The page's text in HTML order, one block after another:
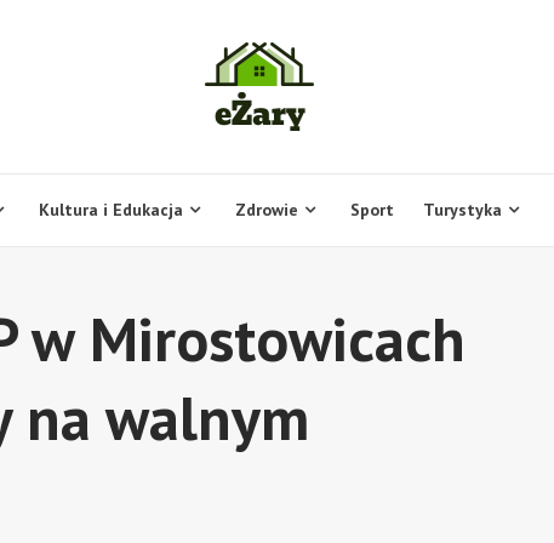
Kultura i Edukacja Zdrowie Sport Turystyka
w Mirostowicach
na walnym